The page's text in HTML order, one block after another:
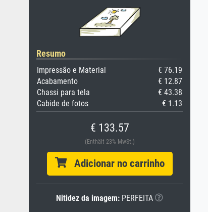
Resumo
Impressão e Material
€ 76.19
Acabamento
€ 12.87
Chassi para tela
€ 43.38
Cabide de fotos
€ 1.13
€ 133.57
(Enthält 23% MwSt.)
Adicionar no carrinho
Nitidez da imagem: PERFEITA